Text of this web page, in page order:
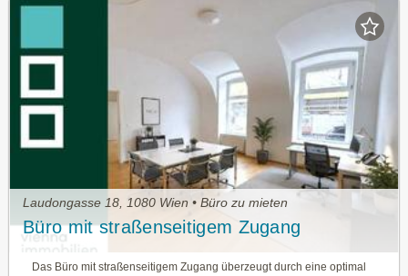
Laudongasse 18, 1080 Wien • Büro zu mieten
Büro mit straßenseitigem Zugang
Das Büro mit straßenseitigem Zugang überzeugt durch eine optimal